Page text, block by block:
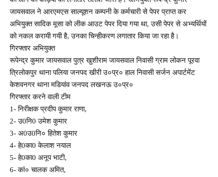
जायसवाल ने आरएमएस साल्यूशन कम्पनी के कर्मचारी से पेपर प्राप्त कर
अभियुक्त सादिक मूसा को लीक आउट पेपर दिया गया था, उसी पेपर से अभ्यर्थियों
को नकल करायी गयी है, उनका चिन्हीकरण लगातार किया जा रहा है।
गिरफ्तार अभियुक्त
रूपेन्द्र कुमार जायसवाल पुत्र खुशीराम जायसवाल निवासी ग्राम लोकन पूरवा
त्रिलोकपुर थाना पलिया जनपद खीरी उ०प्र० हाल निवासी सर्जन अपार्टमेंट
केशवनगर थाना मडियांव जनपद लखनऊ उ०प्र०
गिरफ्तार करने वाली टीम
1- निरीक्षक प्रदीप कुमार राणा,
2- उ0नि0 उमेश कुमार
3- अ0उ0नि० हितेश कुमार
4- हे0का0 केलाश नयाल
5- हे0का0 अनूप भाटी,
6- कां० चालक अमित,